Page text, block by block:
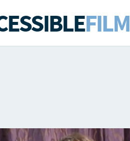
FILM